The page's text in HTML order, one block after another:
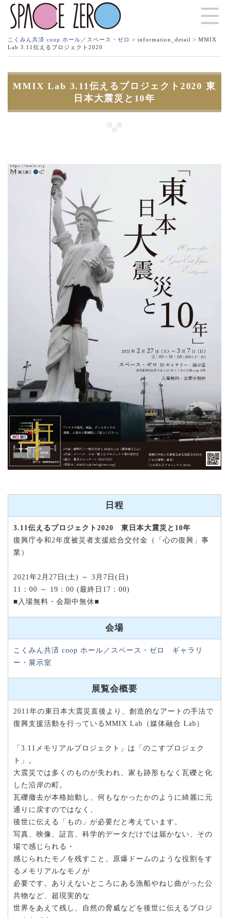
こくみん共済 coop ホール／スペース・ゼロ > information_detail > MMIX
Lab 3.11伝えるプロジェクト2020
MMIX Lab 3.11伝えるプロジェクト2020 東
日本大震災と10年
日程
3.11伝えるプロジェクト2020 東日本大震災と10年
復興庁令和2年度被災者支援総合交付金（「心の復興」事
業）
2021年2月27日(土) ～ 3月7日(日)
11：00 ～ 19：00 (最終日17：00)
■入場無料・会期中無休■
会場
こくみん共済 coop ホール／スペース・ゼロ ギャラリ
ー・展示室
展覧会概要
2011年の東日本大震災直後より、創造的なアートの手法で
復興支援活動を行っているMMIX Lab（媒体融合 Lab）
「3.11メモリアルプロジェクト」は「のこすプロジェク
ト」。
大震災では多くのものが失われ、家も跡形もなく瓦礫と化
した沿岸の町。
瓦礫撤去が本格始動し、何もなかったかのように綺麗に元
通りに戻すのではなく、
後世に伝える「もの」が必要だと考えています。
写真、映像、証言、科学的データだけでは届かない、その
場で感じられる・
感じられたモノを残すこと、原爆ドームのような役割をす
るメモリアルなモノが
必要です。ありえないところにある漁船やねじ曲がった公
共物など、超現実的な
世界をあえて残し、自然の脅威などを後世に伝えるプロジ